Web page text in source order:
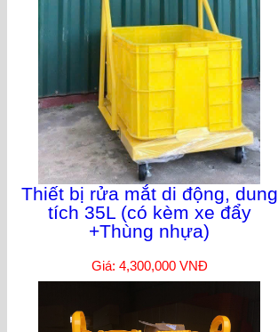
Thiết bị rửa mắt di động, dung
tích 35L (có kèm xe đẩy
+Thùng nhựa)
Giá: 4,300,000 VNĐ